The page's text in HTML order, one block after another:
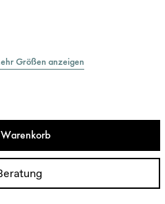
Größen anzeigen